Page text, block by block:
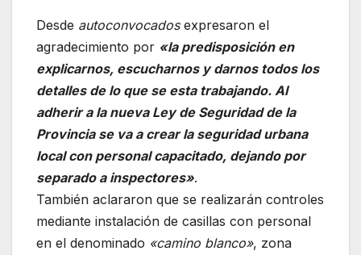
Desde autoconvocadosexpresaron el
agradecimiento por «la predisposición en
explicarnos, escucharnos y darnos todos los
detalles de lo que se esta trabajando. Al
adherir a la nueva Ley de Seguridad de la
Provincia se va a crear la seguridad urbana
local con personal capacitado, dejando por
separado a inspectores».
También aclararon que se realizarán controles
mediante instalación de casillas con personal
en el denominado «camino blanco», zona